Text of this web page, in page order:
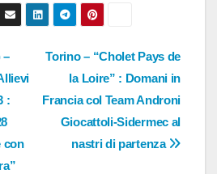
Torino – “Cholet Pays de
la Loire” : Domani in
Francia col Team Androni
Giocattoli-Sidermec al
nastri di partenza
–
:
con